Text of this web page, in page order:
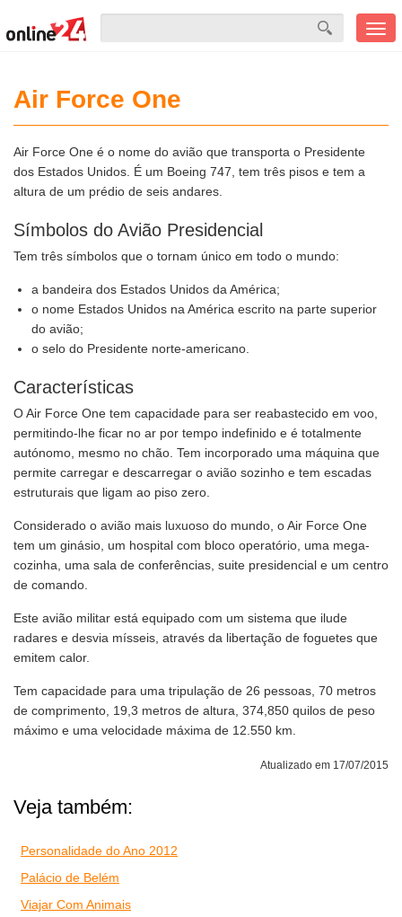
Air Force One
Air Force One é o nome do avião que transporta o Presidente
dos Estados Unidos. É um Boeing 747, tem três pisos e tem a
altura de um prédio de seis andares.
Símbolos do Avião Presidencial
Tem três símbolos que o tornam único em todo o mundo:
a bandeira dos Estados Unidos da América;
o nome Estados Unidos na América escrito na parte superior
do avião;
o selo do Presidente norte-americano.
Características
O Air Force One tem capacidade para ser reabastecido em voo,
permitindo-lhe ficar no ar por tempo indefinido e é totalmente
autónomo, mesmo no chão. Tem incorporado uma máquina que
permite carregar e descarregar o avião sozinho e tem escadas
estruturais que ligam ao piso zero.
Considerado o avião mais luxuoso do mundo, o Air Force One
tem um ginásio, um hospital com bloco operatório, uma mega-
cozinha, uma sala de conferências, suite presidencial e um centro
de comando.
Este avião militar está equipado com um sistema que ilude
radares e desvia mísseis, através da libertação de foguetes que
emitem calor.
Tem capacidade para uma tripulação de 26 pessoas, 70 metros
de comprimento, 19,3 metros de altura, 374,850 quilos de peso
máximo e uma velocidade máxima de 12.550 km.
Atualizado em 17/07/2015
Veja também:
Personalidade do Ano 2012
Palácio de Belém
Viajar Com Animais